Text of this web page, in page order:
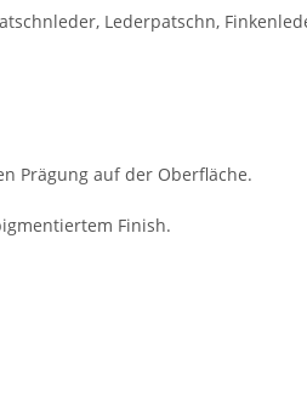
Lederpatschn,
Prägung auf der Oberfläche.
Finish.